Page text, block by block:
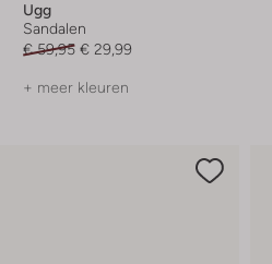
Ugg
Sandalen
€ 59,95 € 29,99
+ meer kleuren